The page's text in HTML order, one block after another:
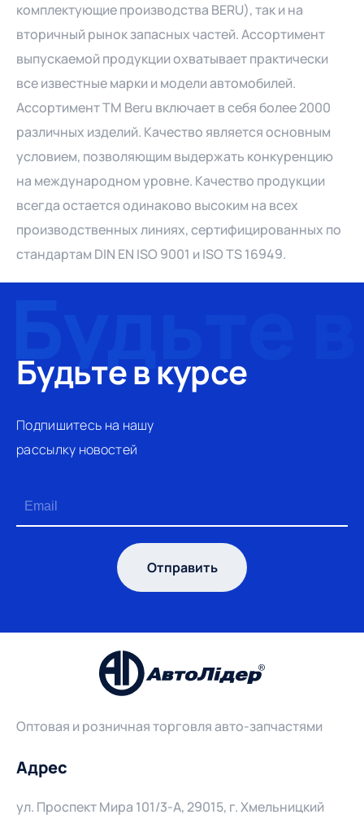
комплектующие производства BERU), так и на
вторичный рынок запасных частей. Ассортимент
выпускаемой продукции охватывает практически
все известные марки и модели автомобилей.
Ассортимент ТМ Beru включает в себя более 2000
различных изделий. Качество является основным
условием, позволяющим выдержать конкуренцию
на международном уровне. Качество продукции
всегда остается одинаково высоким на всех
производственных линиях, сертифицированных по
стандартам DIN EN ISO 9001 и ISO TS 16949.
Будьте в курсе
Подпишитесь на нашу
рассылку новостей
Отправить
Оптовая и розничная торговля авто-запчастями
Адрес
ул. Проспект Мира 101/3-А, 29015, г. Хмельницкий